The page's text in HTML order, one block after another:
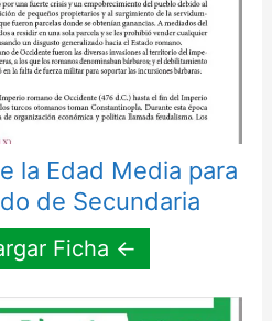
la Edad Media para
de Secundaria
Ficha ←